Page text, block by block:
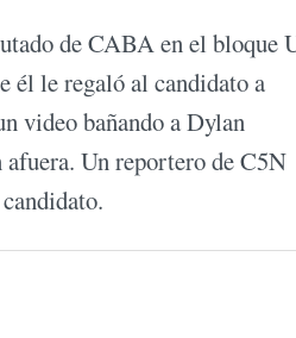
de CABA en el bloque
él le regaló al candidato a
video bañando a Dylan
afuera. Un reportero de C5N